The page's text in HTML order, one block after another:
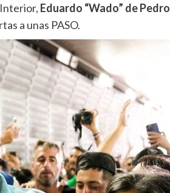
Eduardo “Wado” de Pedro
a unas PASO.